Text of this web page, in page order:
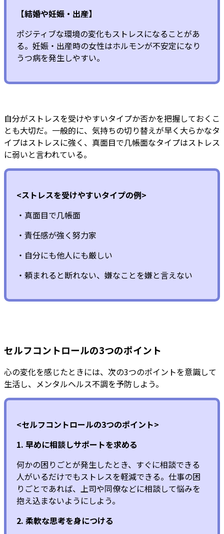
【結婚や妊娠・出産】
ポジティブな環境の変化もストレスになることがあ
る。妊娠・出産時の女性はホルモンが不安定になり
うつ病を発生しやすい。
自分がストレスを受けやすいタイプか否かを把握しておくこ
とも大切だ。一般的に、気持ちの切り替えが早く大らかなタ
イプはストレスに強く、真面目で几帳面なタイプはストレス
に弱いと言われている。
<ストレスを受けやすいタイプの例>
・真面目で几帳面
・責任感が強く努力家
・自分にも他人にも厳しい
・頼まれると断れない、嫌なことを嫌と言えない
セルフコントロールの3つのポイント
心の変化を感じたときには、次の3つのポイントを意識して
生活し、メンタルヘルス不調を予防しよう。
<セルフコントロールの3つのポイント>
1. 早めに相談しサポートを求める
何かの困りごとが発生したとき、すぐに相談できる
人がいるだけでもストレスを軽減できる。仕事の困
りごとであれば、上司や同僚などに相談して悩みを
抱え込まないようにしよう。
2. 柔軟な思考を身につける